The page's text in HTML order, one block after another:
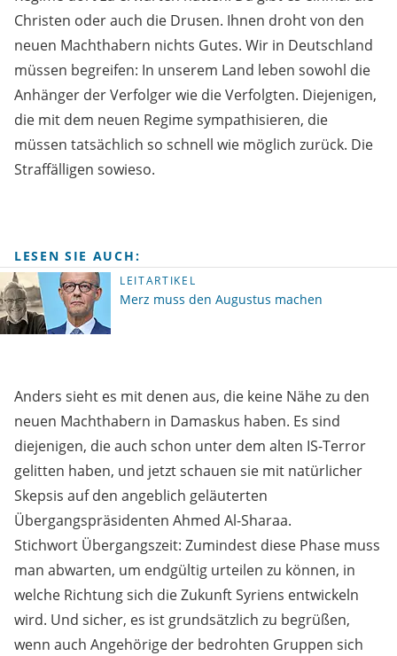
Christen oder auch die Drusen. Ihnen droht von den
neuen Machthabern nichts Gutes. Wir in Deutschland
müssen begreifen: In unserem Land leben sowohl die
Anhänger der Verfolger wie die Verfolgten. Diejenigen,
die mit dem neuen Regime sympathisieren, die
müssen tatsächlich so schnell wie möglich zurück. Die
Straffälligen sowieso.
LESEN SIE AUCH:
LEITARTIKEL
Merz muss den Augustus machen
Anders sieht es mit denen aus, die keine Nähe zu den
neuen Machthabern in Damaskus haben. Es sind
diejenigen, die auch schon unter dem alten IS-Terror
gelitten haben, und jetzt schauen sie mit natürlicher
Skepsis auf den angeblich geläuterten
Übergangspräsidenten Ahmed Al-Sharaa.
Stichwort Übergangszeit: Zumindest diese Phase muss
man abwarten, um endgültig urteilen zu können, in
welche Richtung sich die Zukunft Syriens entwickeln
wird. Und sicher, es ist grundsätzlich zu begrüßen,
wenn auch Angehörige der bedrohten Gruppen sich